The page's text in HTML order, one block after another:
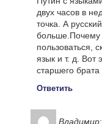
двух часов в
точка. А
больше.Почему
пользоваться,
язык и т. д. Вот
старшего
Ответить
Владимир: